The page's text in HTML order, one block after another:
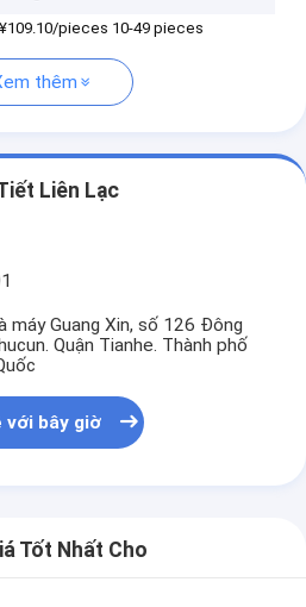
pieces 10-49 pieces
thêm
Liên Lạc
máy Guang Xin, số 126 Đông
Quận Tianhe. Thành phố
với bây giờ
Tốt Nhất Cho